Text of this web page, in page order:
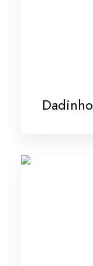
Dadinho